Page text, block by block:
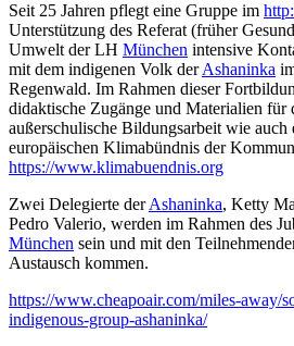
Seit 25 Jahren pflegt eine Gruppe im
Unterstützung des Referat (früher
Umwelt der LH München intensive
mit dem indigenen Volk derAshaninka
Regenwald. Im Rahmen dieser
didaktische Zugänge und Materialien für
außerschulische Bildungsarbeit wie auch
europäischen Klimabündnis der
https://www.klimabuendnis.org
Zwei Delegierte derAshaninka, Ketty
Pedro Valerio, werden im Rahmen des
München sein und mit den
Austausch kommen.
https://www.cheapoair.com/miles-away/
indigenous-group-ashaninka/